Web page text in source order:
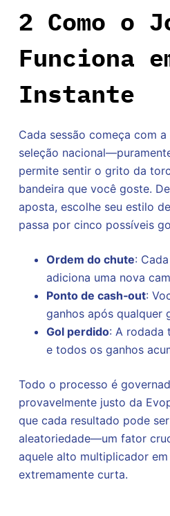
2 Como o
Funciona
Instante
Cada sessão começa com
seleção
permite sentir o grito da
bandeira que você goste.
aposta, escolhe seu estilo
passa por cinco possíveis
Ordem do chute:
adiciona uma nova
Ponto de cash‑out:
ganhos após qualquer
Gol perdido: A rodada
e todos os ganhos
Todo o processo é
provavelmente justo da
que cada resultado pode
aleatoriedade—um fator
aquele alto multiplicador
extremamente curta.